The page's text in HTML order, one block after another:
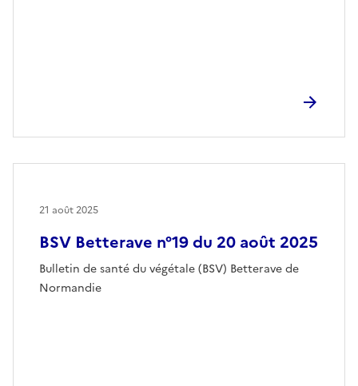
BSV Betterave n°19 du 20 août 2025
Bulletin de santé du végétale (BSV) Betterave de
Normandie
21 août 2025